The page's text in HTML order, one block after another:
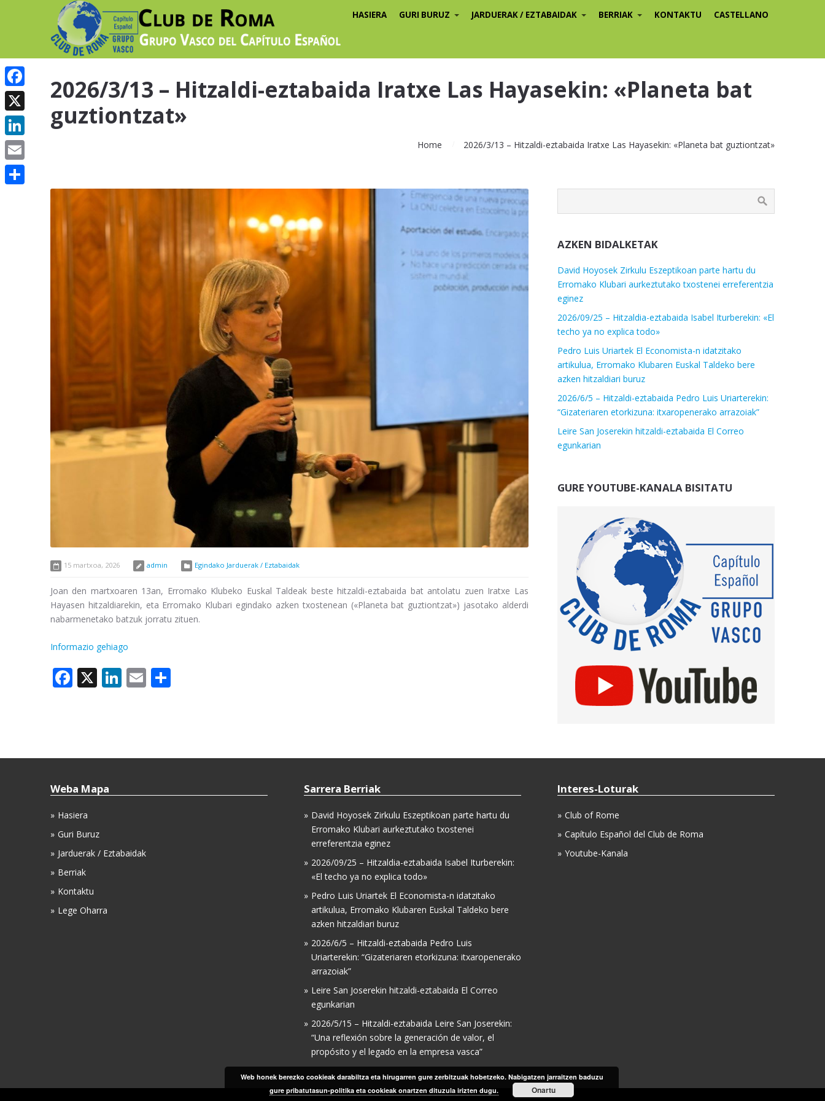
HASIERA GURI BURUZ JARDUERAK / EZTABAIDAK BERRIAK KONTAKTU CASTELLANO
2026/3/13 – Hitzaldi-eztabaida Iratxe Las Hayasekin: «Planeta bat
guztiontzat»
Home 2026/3/13 – Hitzaldi-eztabaida Iratxe Las Hayasekin: «Planeta bat guztiontzat»
15 martxoa, 2026 admin Egindako Jarduerak / Eztabaidak
Joan den martxoaren 13an, Erromako Klubeko Euskal Taldeak beste hitzaldi-eztabaida bat antolatu zuen Iratxe Las
Hayasen hitzaldiarekin, eta Erromako Klubari egindako azken txostenean («Planeta bat guztiontzat») jasotako alderdi
nabarmenetako batzuk jorratu zituen.
Informazio gehiago
Facebook
X LinkedIn
Email
AZKEN BIDALKETAK
David Hoyosek Zirkulu Eszeptikoan parte hartu du
Erromako Klubari aurkeztutako txostenei erreferentzia
eginez
2026/09/25 – Hitzaldia-eztabaida Isabel Iturberekin: «El
techo ya no explica todo»
Pedro Luis Uriartek El Economista-n idatzitako
artikulua, Erromako Klubaren Euskal Taldeko bere
azken hitzaldiari buruz
2026/6/5 – Hitzaldi-eztabaida Pedro Luis Uriarterekin:
“Gizateriaren etorkizuna: itxaropenerako arrazoiak”
Leire San Joserekin hitzaldi-eztabaida El Correo
egunkarian
GURE YOUTUBE-KANALA BISITATU
Weba Mapa
Hasiera
Guri Buruz
Jarduerak / Eztabaidak
Berriak
Kontaktu
Lege Oharra
Sarrera Berriak
David Hoyosek Zirkulu Eszeptikoan parte hartu du
Erromako Klubari aurkeztutako txostenei
erreferentzia eginez
2026/09/25 – Hitzaldia-eztabaida Isabel Iturberekin:
«El techo ya no explica todo»
Pedro Luis Uriartek El Economista-n idatzitako
artikulua, Erromako Klubaren Euskal Taldeko bere
azken hitzaldiari buruz
2026/6/5 – Hitzaldi-eztabaida Pedro Luis
Uriarterekin: “Gizateriaren etorkizuna: itxaropenerako
arrazoiak”
Leire San Joserekin hitzaldi-eztabaida El Correo
egunkarian
2026/5/15 – Hitzaldi-eztabaida Leire San Joserekin:
“Una reflexión sobre la generación de valor, el
propósito y el legado en la empresa vasca”
Interes-Loturak
Club of Rome
Capítulo Español del Club de Roma
Youtube-Kanala
Facebook
X
LinkedIn
Email
Web honek berezko cookieak darabiltza eta hirugarren gure zerbitzuak hobetzeko. Nabigatzen jarraitzen baduzu
gure pribatutasun-politika eta cookieak onartzen dituzula irizten dugu.
Onartu